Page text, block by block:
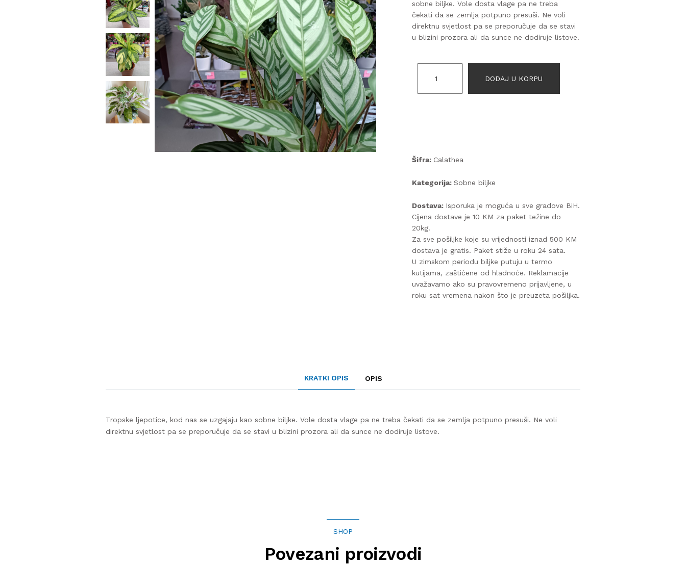
- PRSKALICE
- PERAČ
sobne biljke. Vole dosta vlage pa ne treba
čekati da se zemlja potpuno presuši. Ne voli
direktnu svjetlost pa se preporučuje da se stavi
u blizini prozora ali da sunce ne dodiruje listove.
DODAJ U KORPU
Šifra: Calathea
Kategorija: Sobne biljke
Dostava: Isporuka je moguća u sve gradove BiH.
Cijena dostave je 10 KM za paket težine do
20kg.
Za sve pošiljke koje su vrijednosti iznad 500 KM
dostava je gratis. Paket stiže u roku 24 sata.
U zimskom periodu biljke putuju u termo
kutijama, zaštićene od hladnoće. Reklamacije
uvažavamo ako su pravovremeno prijavljene, u
roku sat vremena nakon što je preuzeta pošiljka.
KRATKI OPIS OPIS
Tropske ljepotice, kod nas se uzgajaju kao sobne biljke. Vole dosta vlage pa ne treba čekati da se zemlja potpuno presuši. Ne voli
direktnu svjetlost pa se preporučuje da se stavi u blizini prozora ali da sunce ne dodiruje listove.
SHOP
Povezani proizvodi